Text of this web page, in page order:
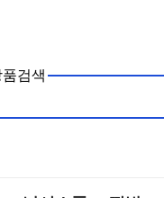
검색